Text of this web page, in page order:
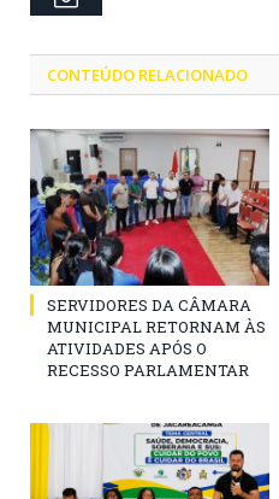
CONTEÚDO RELACIONADO
SERVIDORES DA CÂMARA
MUNICIPAL RETORNAM ÀS
ATIVIDADES APÓS O
RECESSO PARLAMENTAR